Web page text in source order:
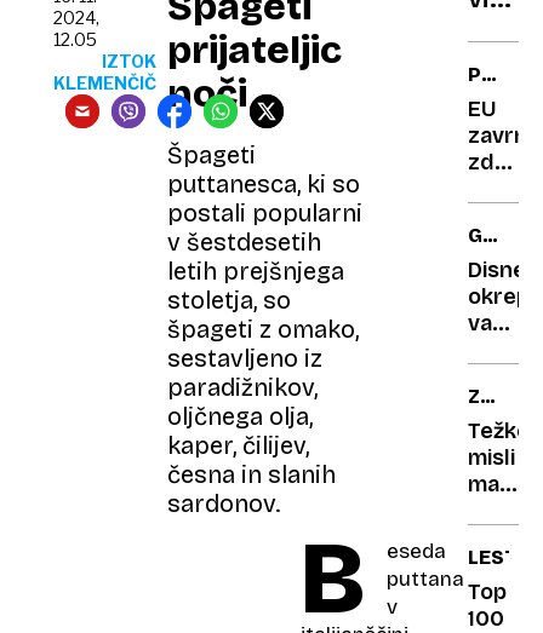
prijateljic
noči
Špageti
puttanesca, ki so
postali popularni
v šestdesetih
letih prejšnjega
stoletja, so
špageti z omako,
sestavljeno iz
paradižnikov,
oljčnega olja,
kaper, čilijev,
česna in slanih
sardonov.
2024,
12.05
IZTOK
KLEMENČIČ
B
eseda
puttana
v
EU
za
GAL
GADOT
Disney
okrepil
potem
ko je
prejela
Težke
misli
mame
hčerin
prvi
Top
100